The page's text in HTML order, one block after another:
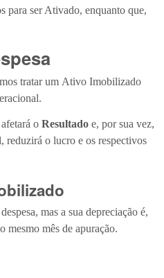
para ser Ativado, enquanto que,
tratar um Ativo Imobilizado
o Resultado e, por sua vez,
reduzirá o lucro e os respectivos
mas a sua depreciação é,
mesmo mês de apuração.